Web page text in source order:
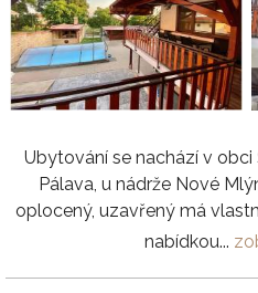
Ubytování se nachází v
Pálava, u nádrže Nové
oplocený, uzavřený má
nabídkou...